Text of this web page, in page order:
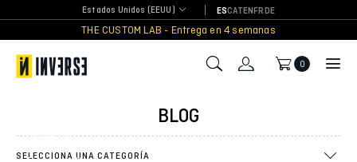
content
THE CUSTOM LAB - Entrega en 4 semanas
Estados Unidos (EEUU) ESCATENFRDE
0
BLOG
SELECCIONA UNA CATEGORÍA
“Gigante